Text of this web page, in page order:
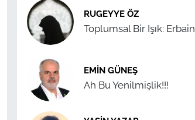
RUGEYYE ÖZ
Toplumsal Bir Işık: Erbain
EMIN GÜNEŞ
Ah Bu Yenilmişlik!!!